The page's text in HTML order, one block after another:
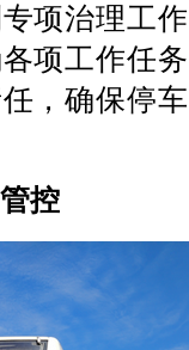
项治理工
项工作任
，确保停
控